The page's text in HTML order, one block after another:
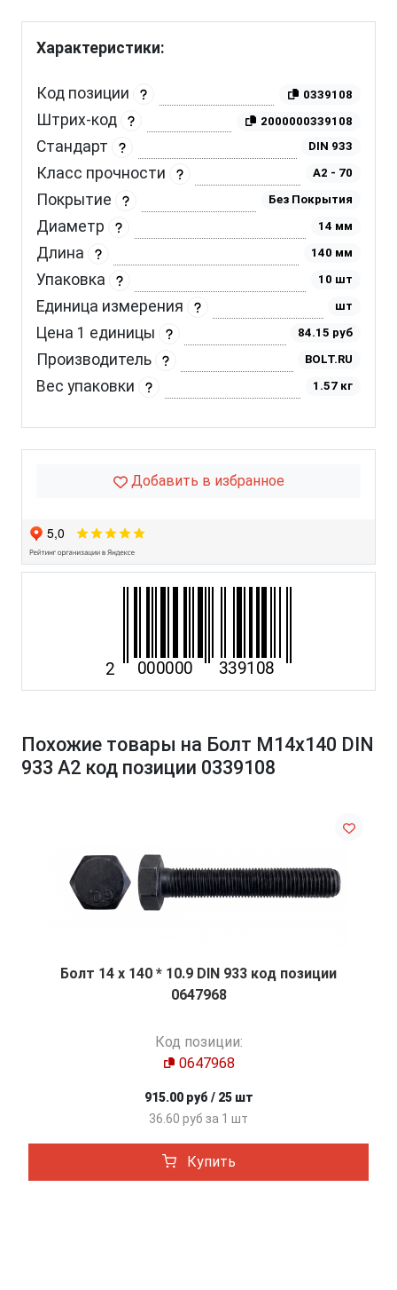
Характеристики:
Код позиции 0339108
Штрих-код 2000000339108
Стандарт DIN 933
Класс прочности A2 - 70
Покрытие Без Покрытия
Диаметр 14 мм
Длина 140 мм
Упаковка 10 шт
Единица измерения шт
Цена 1 единицы 84.15 руб
Производитель BOLT.RU
Вес упаковки 1.57 кг
Добавить в избранное
Похожие товары на Болт М14х140 DIN
933 A2 код позиции 0339108
Болт 14 х 140 * 10.9 DIN 933 код позиции
0647968
Код позиции:
0647968
915.00 руб / 25 шт
36.60 руб за 1 шт
Купить